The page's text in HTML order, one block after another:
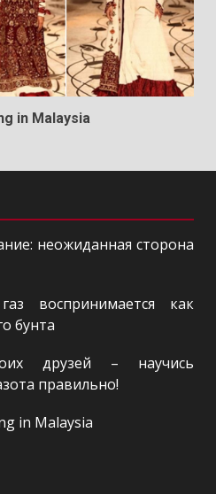
in Malaysia
неожиданная сторона
воспринимается как
бунта
друзей – научись
правильно!
in Malaysia